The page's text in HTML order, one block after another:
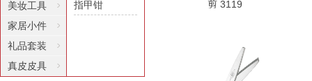
美妆工具
家居小件
礼品套装
真皮皮具
指甲钳
剪 3119